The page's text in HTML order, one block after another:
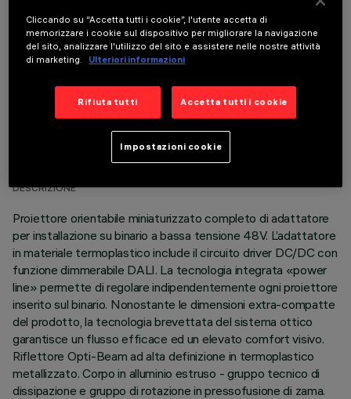
COLORE
DATI TECNICI
ULTIMO AGGIORNAMENTO: 07/08/2026
DESCRIZIONE
Proiettore orientabile miniaturizzato completo di adattatore
per installazione su binario a bassa tensione 48V. L’adattatore
in materiale termoplastico include il circuito driver DC/DC con
funzione dimmerabile DALI. La tecnologia integrata «power
line» permette di regolare indipendentemente ogni proiettore
inserito sul binario. Nonostante le dimensioni extra-compatte
del prodotto, la tecnologia brevettata del sistema ottico
garantisce un flusso efficace ed un elevato comfort visivo.
Riflettore Opti-Beam ad alta definizione in termoplastico
metallizzato. Corpo in alluminio estruso - gruppo tecnico di
dissipazione e gruppo di rotazione in pressofusione di zama.
Cliccando su “Accetta tutti i cookie”, l'utente accetta di
memorizzare i cookie sul dispositivo per migliorare la navigazione
del sito, analizzare l'utilizzo del sito e assistere nelle nostre attività
di marketing.
Ulteriori informazioni
Rifiuta tutti Accetta tutti i cookie
Impostazioni cookie